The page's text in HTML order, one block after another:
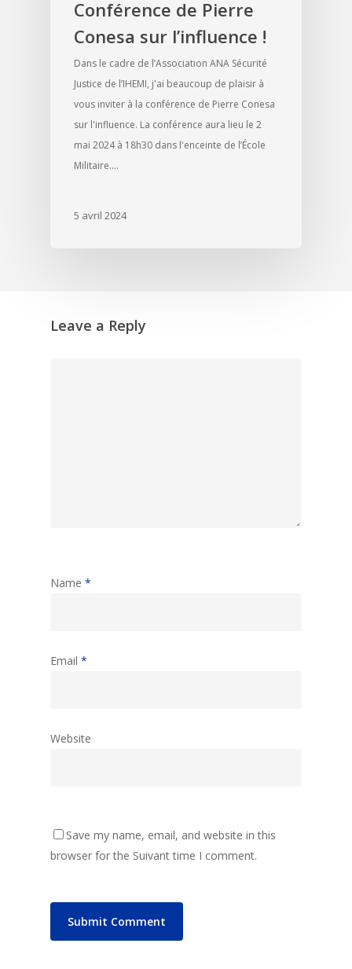
Conférence de Pierre
Conesa sur l’influence !
Dans le cadre de l’Association ANA Sécurité
Justice de l’IHEMI, j'ai beaucoup de plaisir à
vous inviter à la conférence de Pierre Conesa
sur l'influence. La conférence aura lieu le 2
mai 2024 à 18h30 dans l'enceinte de l’École
Militaire.…
5 avril 2024
Leave a Reply
Name *
Email *
Website
Save my name, email, and website in this
browser for the Suivant time I comment.